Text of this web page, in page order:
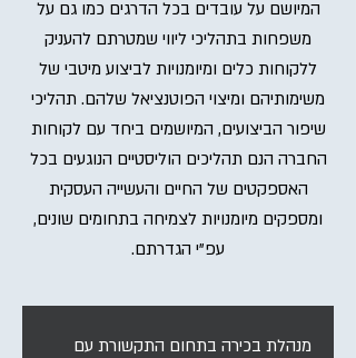
מנהלת בכירה בתחום התקשורת עם
המיושם על עובדים בכל הדרגים כמו גם על
משפחות בתהליכי ליווי שמטרתם להעניק
ללקוחות כלים ומיומנויות לביצוע מיטבי של
משימותיהם ומיצוי הפוטנציאל שלהם. תהליכי
שיפור הביצועים, המיושמים ביחד עם לקוחות
החברה הנם תהליכים הוליסטיים הנוגעים בכל
האספקטים של החיים והעשייה העסקית
ומספקים מיומנויות לצמיחה בתחומים שונים,
עפ"י הגדרתם.